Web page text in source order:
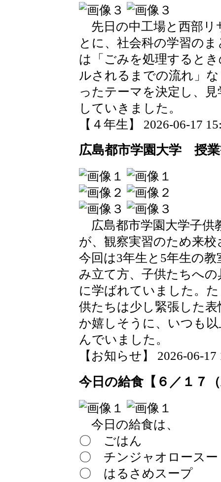
先日の中工場と西部リ
とに、社会科の学習の
は「ごみを処理すると
ルされるまでの流れ」
ったテーマを決定し、
していきました。
【４年生】 2026-06-17
広島都市学園大学 授
広島都市学園大学子供
が、観察実習のため来
今回は3年生と5年生の
み立て方、子供たちへ
に学ばれていました。
供たちは少し緊張した
か嬉しそうに、いつも
んでいました。
【お知らせ】 2026-06-
今日の給食【６／１７
今日の給食は、
〇 ごはん
〇 チンジャオロースー
〇 はるさめスープ